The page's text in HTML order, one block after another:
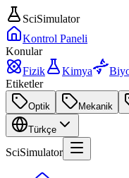
SciSimulator
Kontrol Paneli
Konular
Fizik
Kimya
Etiketler
Optik Mekanik
Türkçe
SciSimulator